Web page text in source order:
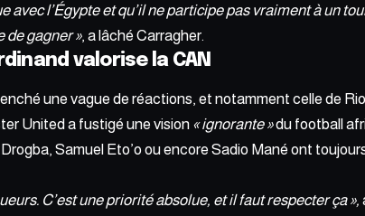
avec l’Égypte et qu’il ne participe pas vraiment à un
de gagner », a lâché Carragher.
valorise la CAN
une vague de réactions, et notamment celle de Rio
United a fustigé une vision « ignorante »du football
Samuel Eto’o ou encore Sadio Mané ont
C’est une priorité absolue, et il faut respecter ça »,